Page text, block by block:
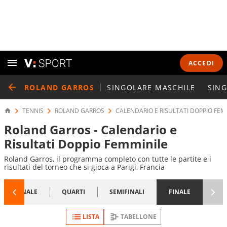
ACCEDI
ROLAND GARROS SINGOLARE MASCHILE
TENNIS ROLAND GARROS CALENDARIO E RISULTATI DOPPIO
Roland Garros - Calendario e
Risultati Doppio Femminile
Roland Garros, il programma completo con tutte le partite e i
risultati del torneo che si gioca a Parigi, Francia
1/8 FINALE QUARTI SEMIFINALI FINALE
LISTA TABELLONE